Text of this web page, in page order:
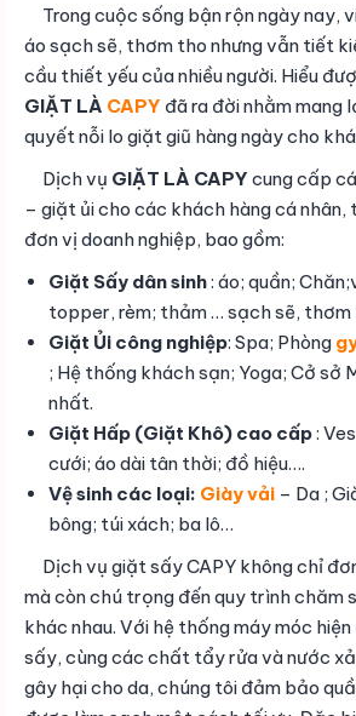
Trong cuộc sống bận rộn ngày nay,
áo sạch sẽ, thơm tho nhưng vẫn tiết
cầu thiết yếu của nhiều người. Hiểu
GIẶT LÀ CAPY đã ra đời nhằm mang
quyết nỗi lo giặt giũ hàng ngày cho
Dịch vụ GIẶT LÀ CAPY cung cấp
– giặt ủi cho các khách hàng cá nhân,
đơn vị doanh nghiệp, bao gồm:
Giặt Sấy dân sinh: áo; quần;
topper, rèm; thảm … sạch sẽ, thơm
Giặt Ủi công nghiệp: Spa; Phòng
; Hệ thống khách sạn; Yoga; Cở sở
nhất.
Giặt Hấp (Giặt Khô) cao cấp:
cưới; áo dài tân thời; đồ hiệu….
Vệ sinh các loại: Giàyvải – Da ;
bông; túi xách; ba lô…
Dịch vụ giặt sấy CAPY không chỉ
mà còn chú trọng đến quy trình chăm
khác nhau. Với hệ thống máy móc
sấy, cùng các chất tẩy rửa và nước
gây hại cho da, chúng tôi đảm bảo